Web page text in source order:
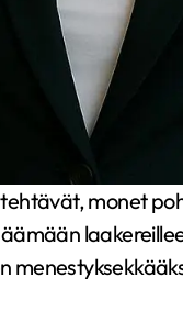
monet